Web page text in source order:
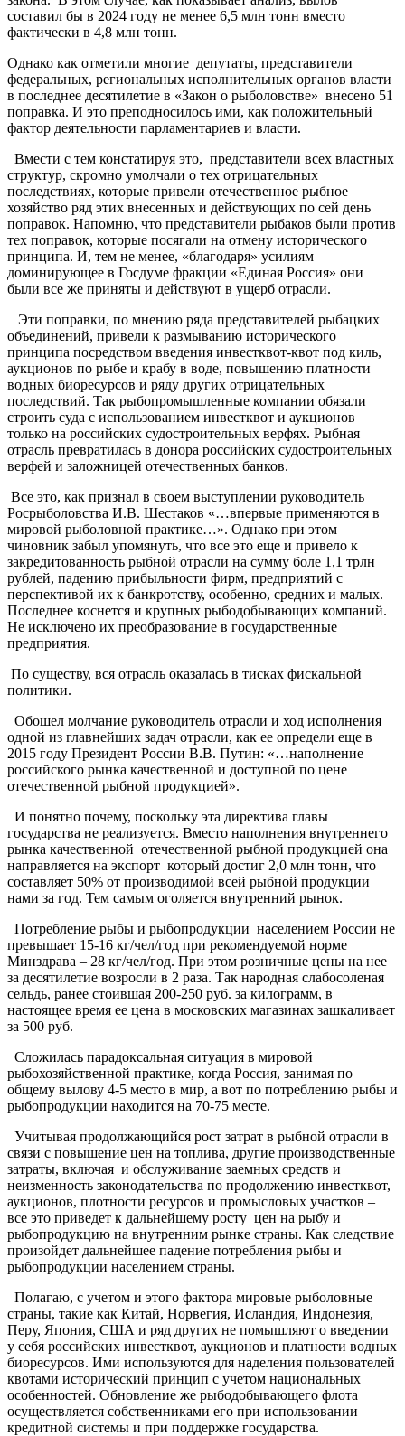
составил бы в 2024 году не менее 6,5 млн тонн вместо
фактически в 4,8 млн тонн.
Однако как отметили многие депутаты, представители
федеральных, региональных исполнительных органов власти
в последнее десятилетие в «Закон о рыболовстве» внесено 51
поправка. И это преподносилось ими, как положительный
фактор деятельности парламентариев и власти.
Вмести с тем констатируя это, представители всех властных
структур, скромно умолчали о тех отрицательных
последствиях, которые привели отечественное рыбное
хозяйство ряд этих внесенных и действующих по сей день
поправок. Напомню, что представители рыбаков были против
тех поправок, которые посягали на отмену исторического
принципа. И, тем не менее, «благодаря» усилиям
доминирующее в Госдуме фракции «Единая Россия» они
были все же приняты и действуют в ущерб отрасли.
Эти поправки, по мнению ряда представителей рыбацких
объединений, привели к размыванию исторического
принципа посредством введения инвестквот-квот под киль,
аукционов по рыбе и крабу в воде, повышению платности
водных биоресурсов и ряду других отрицательных
последствий. Так рыбопромышленные компании обязали
строить суда с использованием инвестквот и аукционов
только на российских судостроительных верфях. Рыбная
отрасль превратилась в донора российских судостроительных
верфей и заложницей отечественных банков.
Все это, как признал в своем выступлении руководитель
Росрыболовства И.В. Шестаков «…впервые применяются в
мировой рыболовной практике…». Однако при этом
чиновник забыл упомянуть, что все это еще и привело к
закредитованность рыбной отрасли на сумму боле 1,1 трлн
рублей, падению прибыльности фирм, предприятий с
перспективой их к банкротству, особенно, средних и малых.
Последнее коснется и крупных рыбодобывающих компаний.
Не исключено их преобразование в государственные
предприятия.
По существу, вся отрасль оказалась в тисках фискальной
политики.
Обошел молчание руководитель отрасли и ход исполнения
одной из главнейших задач отрасли, как ее определи еще в
2015 году Президент России В.В. Путин: «…наполнение
российского рынка качественной и доступной по цене
отечественной рыбной продукцией».
И понятно почему, поскольку эта директива главы
государства не реализуется. Вместо наполнения внутреннего
рынка качественной отечественной рыбной продукцией она
направляется на экспорт который достиг 2,0 млн тонн, что
составляет 50% от производимой всей рыбной продукции
нами за год. Тем самым оголяется внутренний рынок.
Потребление рыбы и рыбопродукции населением России не
превышает 15-16 кг/чел/год при рекомендуемой норме
Минздрава – 28 кг/чел/год. При этом розничные цены на нее
за десятилетие возросли в 2 раза. Так народная слабосоленая
сельдь, ранее стоившая 200-250 руб. за килограмм, в
настоящее время ее цена в московских магазинах зашкаливает
за 500 руб.
Сложилась парадоксальная ситуация в мировой
рыбохозяйственной практике, когда Россия, занимая по
общему вылову 4-5 место в мир, а вот по потреблению рыбы и
рыбопродукции находится на 70-75 месте.
Учитывая продолжающийся рост затрат в рыбной отрасли в
связи с повышение цен на топлива, другие производственные
затраты, включая и обслуживание заемных средств и
неизменность законодательства по продолжению инвестквот,
аукционов, плотности ресурсов и промысловых участков –
все это приведет к дальнейшему росту цен на рыбу и
рыбопродукцию на внутренним рынке страны. Как следствие
произойдет дальнейшее падение потребления рыбы и
рыбопродукции населением страны.
Полагаю, с учетом и этого фактора мировые рыболовные
страны, такие как Китай, Норвегия, Исландия, Индонезия,
Перу, Япония, США и ряд других не помышляют о введении
у себя российских инвестквот, аукционов и платности водных
биоресурсов. Ими используются для наделения пользователей
квотами исторический принцип с учетом национальных
особенностей. Обновление же рыбодобывающего флота
осуществляется собственниками его при использовании
кредитной системы и при поддержке государства.